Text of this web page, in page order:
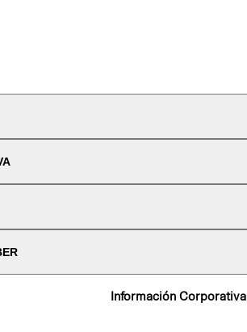
Información Corporativa